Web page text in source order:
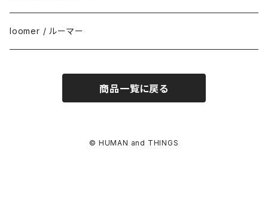
loomer / ルーマー
商品一覧に戻る
© HUMAN and THINGS